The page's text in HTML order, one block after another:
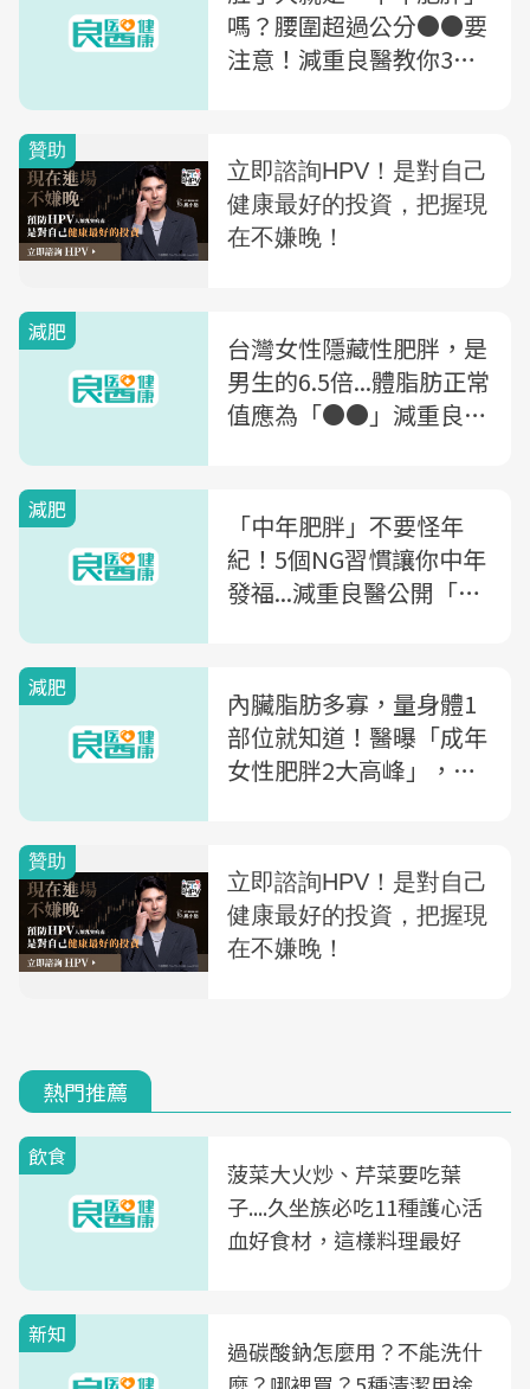
嗎？腰圍超過公分●●要
注意！減重良醫教你3招
減肥
台灣女性隱藏性肥胖，是
男生的6.5倍...體脂肪正常
值應為「●●」減重良醫
減肥
「中年肥胖」不要怪年
紀！5個NG習慣讓你中年
發福...減重良醫公開「減
減肥
內臟脂肪多寡，量身體1
部位就知道！醫曝「成年
女性肥胖2大高峰」，荷
熱門推薦
飲食
菠菜大火炒、芹菜要吃葉
子....久坐族必吃11種護心活
血好食材，這樣料理最好
新知
過碳酸鈉怎麼用？不能洗什